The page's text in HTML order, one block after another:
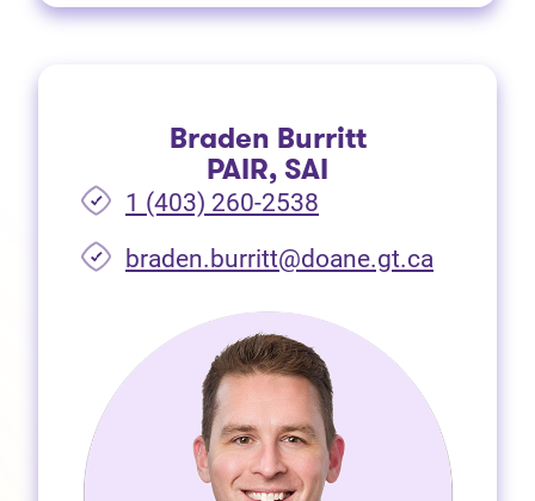
Braden Burritt
PAIR, SAI
1 (403) 260-2538
braden.burritt@doane.gt.ca